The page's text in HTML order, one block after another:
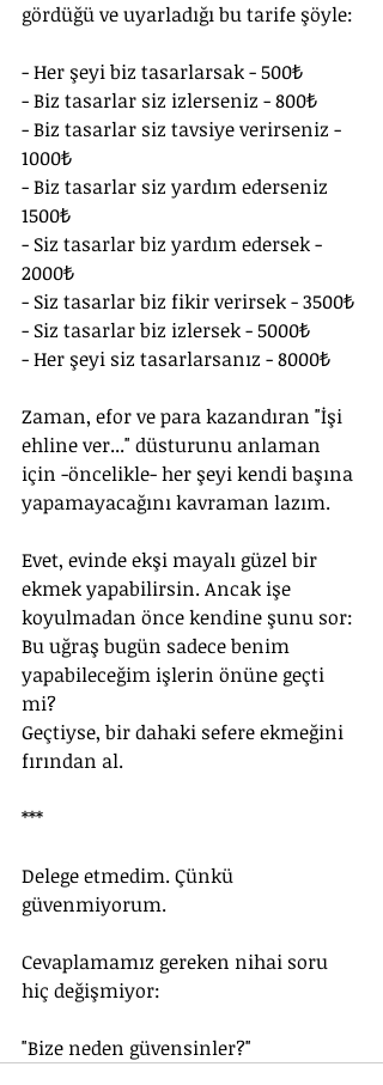
gördüğü ve uyarladığı bu tarife şöyle:
- Her şeyi biz tasarlarsak - 500₺
- Biz tasarlar siz izlerseniz - 800₺
- Biz tasarlar siz tavsiye verirseniz -
1000₺
- Biz tasarlar siz yardım ederseniz
1500₺
- Siz tasarlar biz yardım edersek -
2000₺
- Siz tasarlar biz fikir verirsek - 3500₺
- Siz tasarlar biz izlersek - 5000₺
- Her şeyi siz tasarlarsanız - 8000₺
Zaman, efor ve para kazandıran "İşi
ehline ver..." düsturunu anlaman
için -öncelikle- her şeyi kendi başına
yapamayacağını kavraman lazım.
Evet, evinde ekşi mayalı güzel bir
ekmek yapabilirsin. Ancak işe
koyulmadan önce kendine şunu sor:
Bu uğraş bugün sadece benim
yapabileceğim işlerin önüne geçti
mi?
Geçtiyse, bir dahaki sefere ekmeğini
fırından al.
***
Delege etmedim. Çünkü
güvenmiyorum.
Cevaplamamız gereken nihai soru
hiç değişmiyor:
"Bize neden güvensinler?"